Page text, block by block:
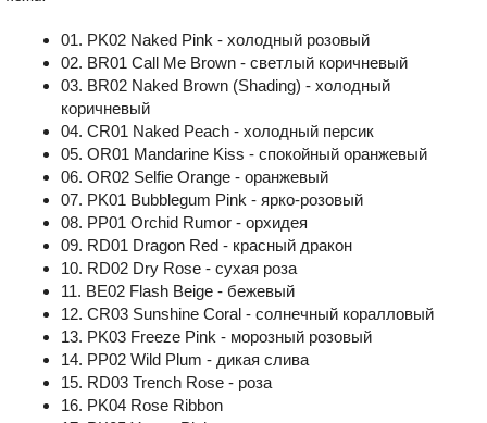
01. PK02 Naked Pink - холодный розовый
02. BR01 Call Me Brown - светлый коричневый
03. BR02 Naked Brown (Shading) - холодный
коричневый
04. CR01 Naked Peach - холодный персик
05. OR01 Mandarine Kiss - спокойный оранжевый
06. OR02 Selfie Orange - оранжевый
07. PK01 Bubblegum Pink - ярко-розовый
08. PP01 Orchid Rumor - орхидея
09. RD01 Dragon Red - красный дракон
10. RD02 Dry Rose - сухая роза
11. BE02 Flash Beige - бежевый
12. CR03 Sunshine Coral - солнечный коралловый
13. PK03 Freeze Pink - морозный розовый
14. PP02 Wild Plum - дикая слива
15. RD03 Trench Rose - роза
16. PK04 Rose Ribbon